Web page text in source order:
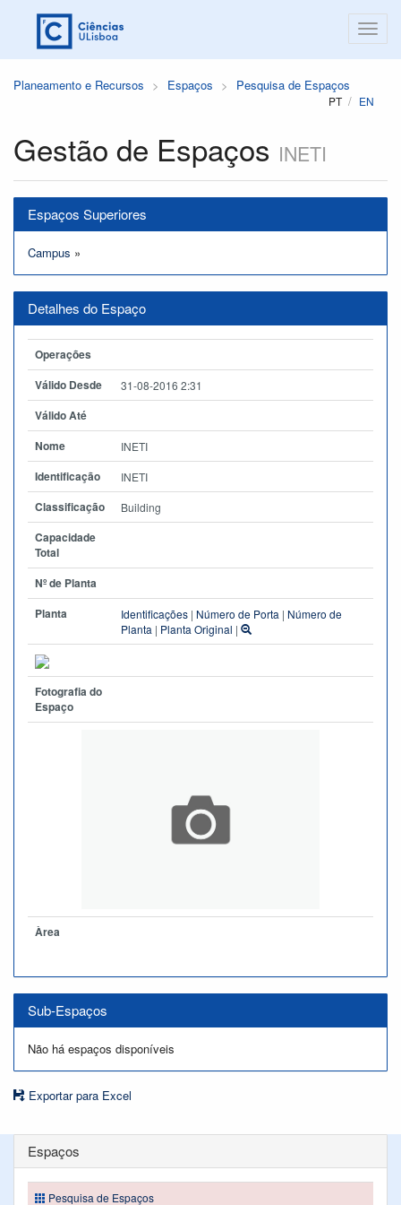
Planeamento e Recursos Espaços Pesquisa de Espaços
PT EN
Gestão de Espaços INETI
Espaços Superiores
Campus »
Detalhes do Espaço
Operações
Válido Desde
31-08-2016 2:31
Válido Até
Nome
INETI
Identificação INETI
Classificação Building
Capacidade
Total
Nº de Planta
Planta
Identificações | Número de Porta | Número de
Planta | Planta Original |
Fotografia do
Espaço
Àrea
Sub-Espaços
Não há espaços disponíveis
Exportar para Excel
Espaços
Pesquisa de Espaços